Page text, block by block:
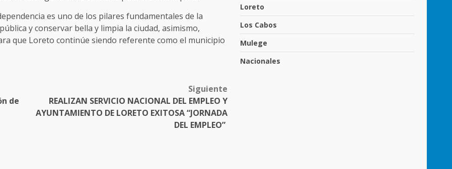
es uno de los pilares fundamentales de la
y conservar bella y limpia la ciudad, asimismo,
que Loreto continúe siendo referente como el municipio
de
Siguiente
REALIZAN SERVICIO NACIONAL DEL EMPLEO Y
AYUNTAMIENTO DE LORETO EXITOSA “JORNADA
DEL EMPLEO”
Loreto
Los Cabos
Mulege
Nacionales